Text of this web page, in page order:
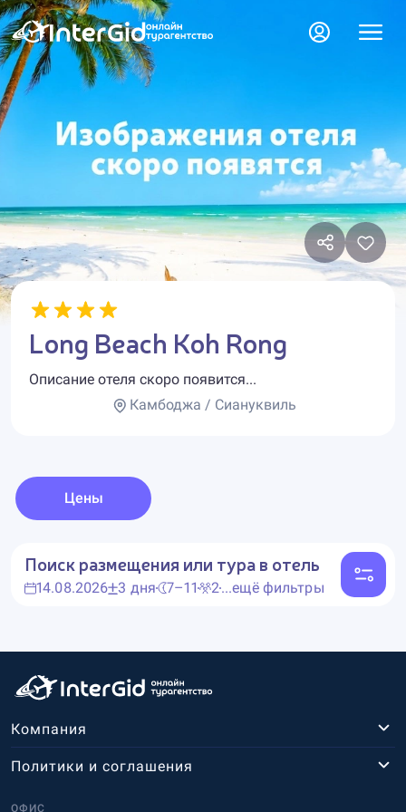
Long Beach Koh Rong
Описание отеля скоро появится...
Камбоджа / Сиануквиль
Цены
Поиск размещения или тура в отель
14.08.2026 3 дня 7–11 2...ещё фильтры
Компания
ОФИС
Политики и соглашения